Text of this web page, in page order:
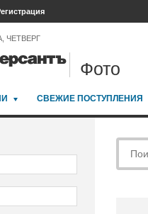
ЧЕТВЕРГ
Фото
СВЕЖИЕ ПОСТУПЛЕНИЯ